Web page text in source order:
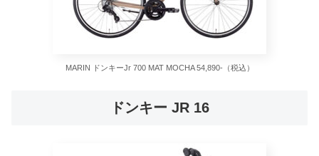
MARIN ドンキーJr 700 MAT MOCHA 54,890-（税込）
ドンキー JR 16